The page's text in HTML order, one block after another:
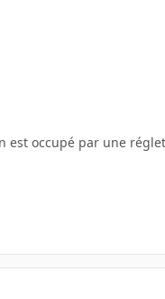
est occupé par une